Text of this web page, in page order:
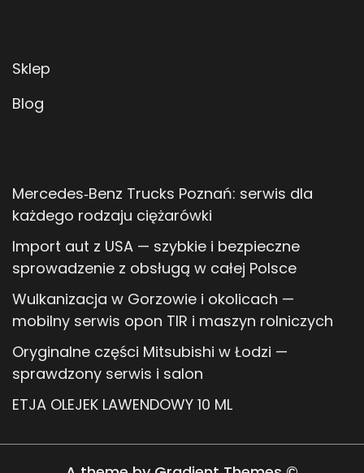
Sklep
Blog
Mercedes‑Benz Trucks Poznań: serwis dla
każdego rodzaju ciężarówki
Import aut z USA — szybkie i bezpieczne
sprowadzenie z obsługą w całej Polsce
Wulkanizacja w Gorzowie i okolicach —
mobilny serwis opon TIR i maszyn rolniczych
Oryginalne części Mitsubishi w Łodzi —
sprawdzony serwis i salon
ETJA OLEJEK LAWENDOWY 10 ML